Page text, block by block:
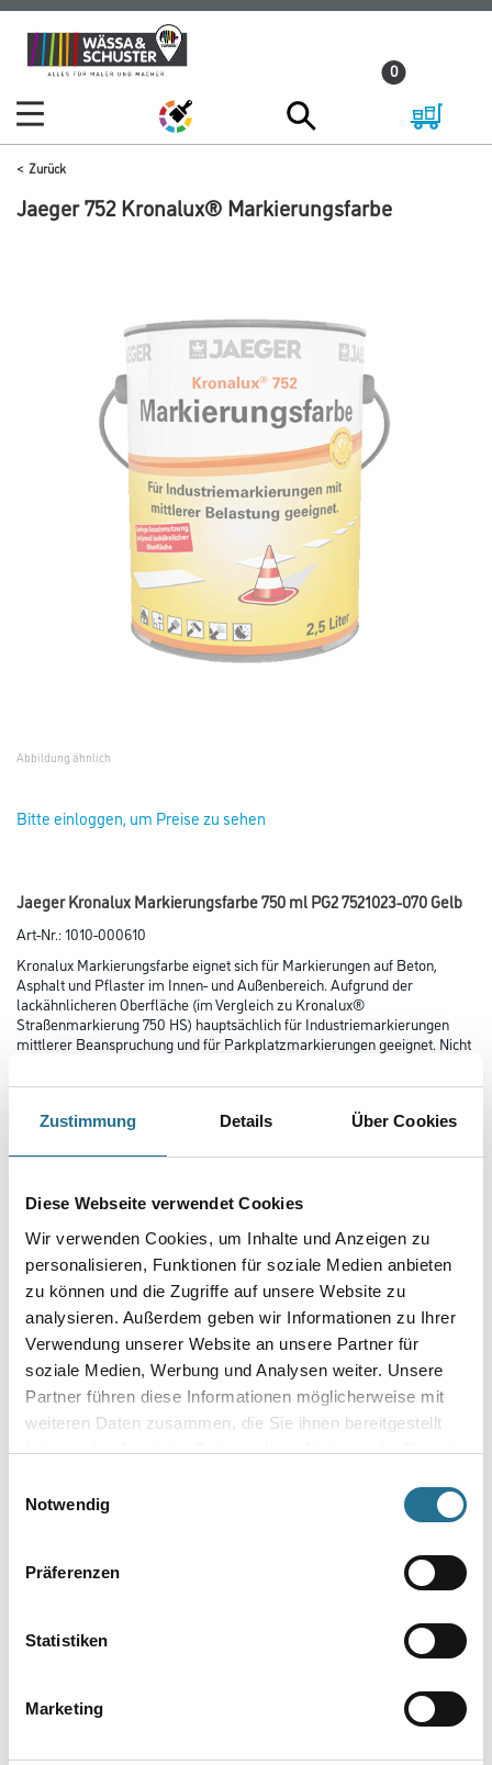
Zustimmung Details Über Cookies
Diese Webseite verwendet Cookies
Wir verwenden Cookies, um Inhalte und Anzeigen zu
personalisieren, Funktionen für soziale Medien anbieten
zu können und die Zugriffe auf unsere Website zu
analysieren. Außerdem geben wir Informationen zu Ihrer
Verwendung unserer Website an unsere Partner für
soziale Medien, Werbung und Analysen weiter. Unsere
Partner führen diese Informationen möglicherweise mit
weiteren Daten zusammen, die Sie ihnen bereitgestellt
haben oder die sie im Rahmen Ihrer Nutzung der Dienste
Notwendig
Präferenzen
Statistiken
Marketing
Zum
Inhalt
Zum
Navigationsmenü
0
Zurück
Jaeger 752 Kronalux® Markierungsfarbe
Abbildung ähnlich
Bitte einloggen, um Preise zu sehen
Jaeger Kronalux Markierungsfarbe 750 ml PG2 7521023-070 Gelb
Art-Nr.:1010-000610
Kronalux Markierungsfarbe eignet sich für Markierungen auf Beton,
Asphalt und Pflaster im Innen- und Außenbereich. Aufgrund der
lackähnlicheren Oberfläche (im Vergleich zu Kronalux®
Straßenmarkierung 750 HS) hauptsächlich für Industriemarkierungen
mittlerer Beanspruchung und für Parkplatzmarkierungen geeignet. Nicht
entstehen können.
Farbtonbezeichnung
Glanzgrad
Gebinde